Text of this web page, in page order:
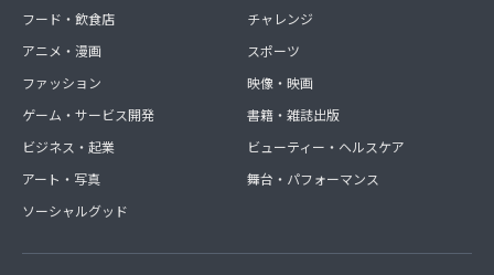
フード・飲食店
アニメ・漫画
ファッション
ゲーム・サービス開発
ビジネス・起業
アート・写真
ソーシャルグッド
チャレンジ
スポーツ
映像・映画
書籍・雑誌出版
ビューティー・ヘルスケア
舞台・パフォーマンス